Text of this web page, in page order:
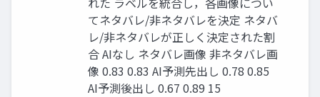
てネタバレ/非ネタバレを決定 ネタバ
レ/非ネタバレが正しく決定された割
合 AIなし ネタバレ画像 非ネタバレ画
像 0.83 0.83 AI予測先出し 0.78 0.85
AI予測後出し 0.67 0.89 15